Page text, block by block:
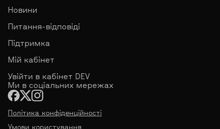
Новини
Питання-відповіді
Підтримка
Мій кабінет
Увійти в кабінет DEV
Ми в соціальних мережах
Політика конфіденційності
Умови користування